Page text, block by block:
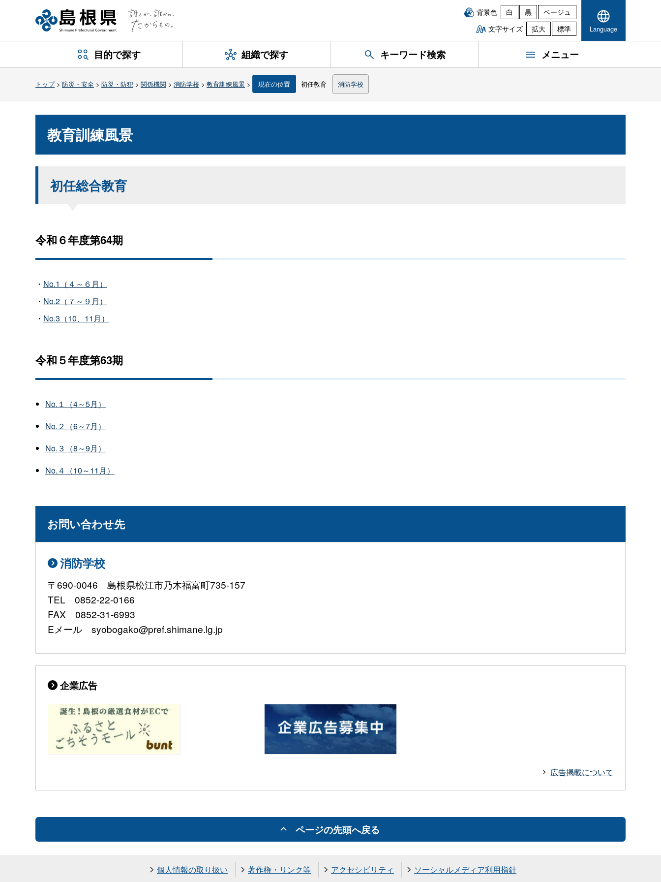
背景色 白 黒
ベージュ
文字サイズ
拡大 標準 Language
目的で探す 組織で探す キーワード検索 メニュー
トップ> 防災・安全 > 防災・防犯 > 関係機関 > 消防学校 > 教育訓練風景 > 現在の位置 初任教育 消防学校
教育訓練風景
初任総合教育
令和６年度第64期
・ No.1（４～６月）
・ No.2（７～９月）
・ No.3（10、11月）
令和５年度第63期
No.１（4～5月）
No.２（6～7月）
No.３（8～9月）
No.４（10～11月）
お問い合わせ先
消防学校
〒690-0046 島根県松江市乃木福富町735-157
TEL 0852-22-0166
FAX 0852-31-6993
Eメール syobogako@pref.shimane.lg.jp
企業広告
広告掲載について
ページの先頭へ戻る
個人情報の取り扱い 著作権・リンク等 アクセシビリティ ソーシャルメディア利用指針